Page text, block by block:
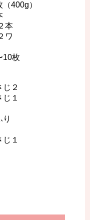
）
10枚
２
１